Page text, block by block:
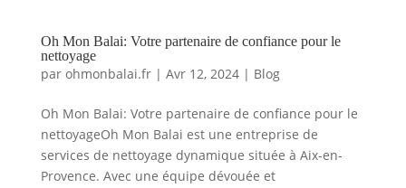
Oh Mon Balai: Votre partenaire de confiance pour le
nettoyage
par ohmonbalai.fr| Avr 12, 2024| Blog
Oh Mon Balai: Votre partenaire de confiance pour le
nettoyageOh Mon Balai est une entreprise de
services de nettoyage dynamique située à Aix-en-
Provence. Avec une équipe dévouée et